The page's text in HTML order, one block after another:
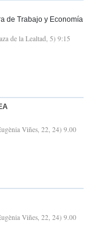
de Trabajo y Economía
de la Lealtad, 5) 9:15
Viñes, 22, 24) 9.00
Viñes, 22, 24) 9.00